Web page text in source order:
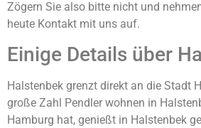
Zögern Sie also bitte nicht und
heute Kontakt mit uns auf.
Einige Details über
Halstenbek grenzt direkt an die Stadt
große Zahl Pendler wohnen in
Hamburg hat, genießt in Halstenbek